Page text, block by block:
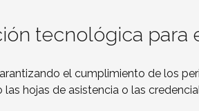
tecnológica para
el cumplimiento de los
hojas de asistencia o las